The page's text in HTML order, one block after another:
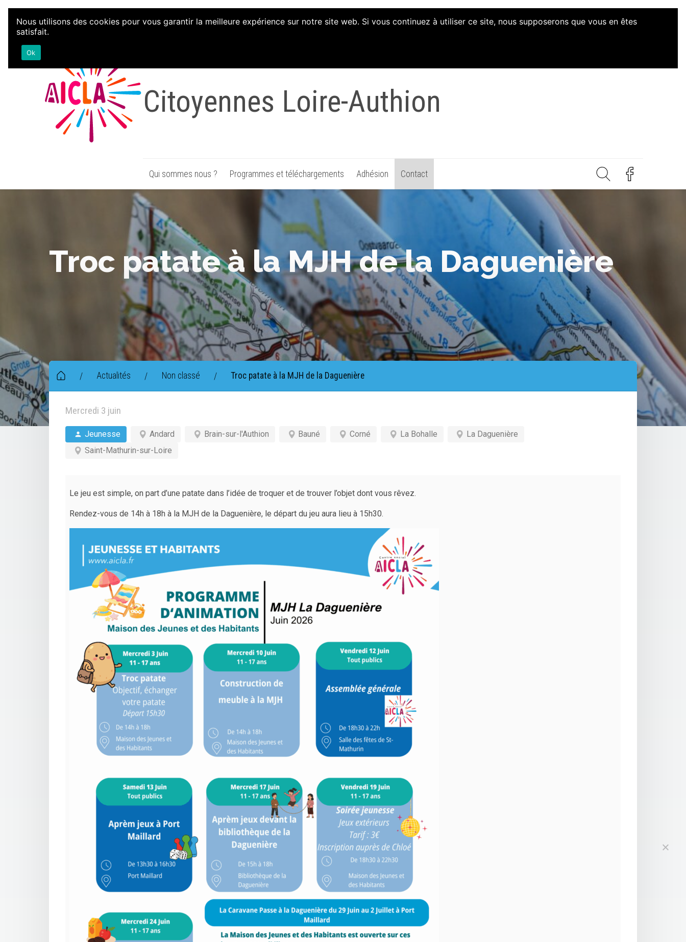
Aller au contenu
Citoyennes Loire-Authion
Qui sommes nous ? Programmes et téléchargements Adhésion Contact
Troc patate à la MJH de la Daguenière
/ Actualités / Non classé / Troc patate à la MJH de la Daguenière
Mercredi 3 juin
Jeunesse Andard Brain-sur-l'Authion Bauné Corné La Bohalle
La Daguenière
Saint-Mathurin-sur-Loire
Le jeu est simple, on part d’une patate dans l’idée de troquer et de trouver l’objet dont vous rêvez.
Rendez-vous de 14h à 18h à la MJH de la Daguenière, le départ du jeu aura lieu à 15h30.
Nous utilisons des cookies pour vous garantir la meilleure expérience sur notre site web. Si vous continuez à utiliser ce site, nous supposerons que vous en êtes
satisfait.
Ok